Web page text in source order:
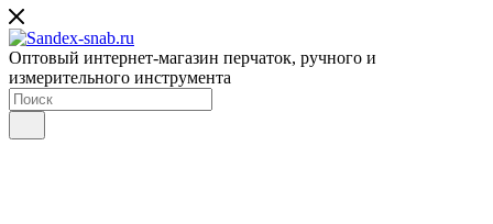
Оптовый интернет-магазин перчаток, ручного и
измерительного инструмента